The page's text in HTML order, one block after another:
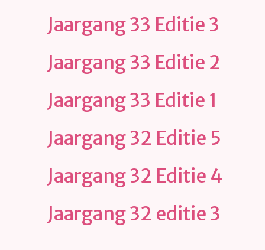
Jaargang 33 Editie 3
Jaargang 33 Editie 2
Jaargang 33 Editie 1
Jaargang 32 Editie 5
Jaargang 32 Editie 4
Jaargang 32 editie 3